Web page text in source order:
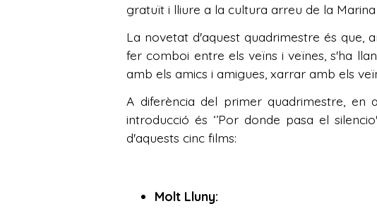
gratuït i lliure a la cultura arreu de la Marina
La novetat d'aquest quadrimestre és que,
fer comboi entre els veïns i veïnes, s'ha
amb els amics i amigues, xarrar amb els
A diferència del primer quadrimestre, en
introducció és ‘’Por donde pasa el
d'aquests cinc films:
Molt Lluny: